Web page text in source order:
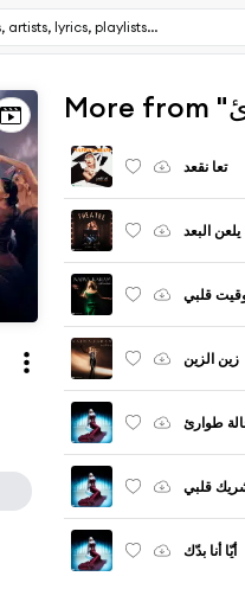
تعا نقعد
يلعن البعد
قلبي
زين الزين
طوارئ
قلبي
أيّا أنا بدّك